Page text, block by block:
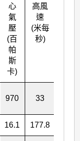
心
氣
壓
(百
帕
斯
卡)
高風
速
(米每
秒)
970 33
16.1 177.8